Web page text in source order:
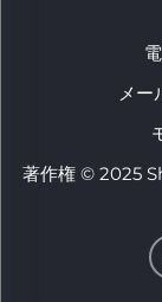
メー
著作権 © 2025